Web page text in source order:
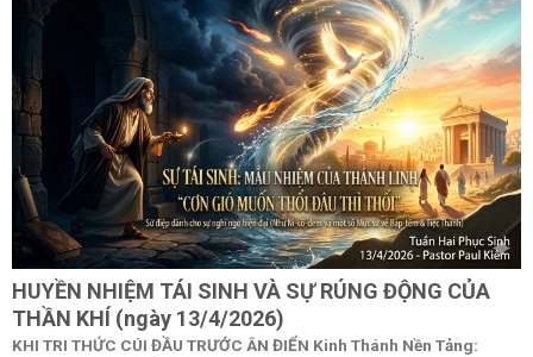
HUYỀN NHIỆM TÁI SINH VÀ SỰ RÚNG ĐỘNG CỦA
THẦN KHÍ (ngày 13/4/2026)
KHI TRI THỨC CÚI ĐẦU TRƯỚC ÂN ĐIỂN Kinh Thánh Nền Tảng: